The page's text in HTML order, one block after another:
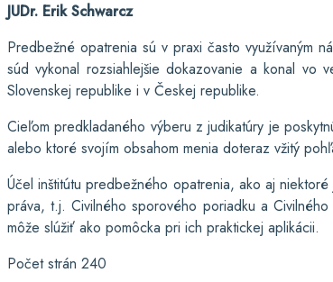
JUDr. Erik Schwarcz
Predbežné opatrenia sú v praxi často využívaným
súd vykonal rozsiahlejšie dokazovanie a konal vo
Slovenskej republike i v Českej republike.
Cieľom predkladaného výberu z judikatúry je
alebo ktoré svojím obsahom menia doteraz vžitý
Účel inštitútu predbežného opatrenia, ako aj
práva, t.j. Civilného sporového poriadku a
môže slúžiť ako pomôcka pri ich praktickej aplikácii.
Počet strán 240